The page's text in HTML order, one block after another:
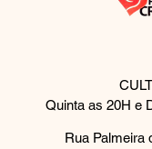
Quinta as 20H e
Rua Palmeira